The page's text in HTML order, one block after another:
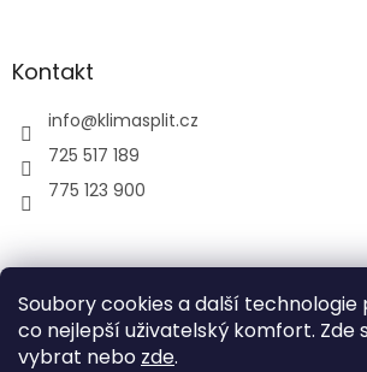
Soubory cookies a další
co nejlepší uživatelský komfort. Zde
vybrat nebo zde.
Kontakt
info@klimasplit.cz
725 517 189
775 123 900
air-cool